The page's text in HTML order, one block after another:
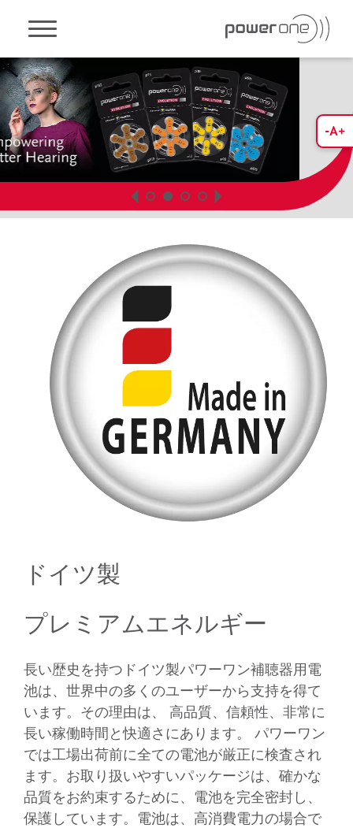
Toggle navigation
ドイツ製
プレミアムエネルギー
長い歴史を持つドイツ製パワーワン補聴器用電
池は、世界中の多くのユーザーから支持を得て
います。その理由は、 高品質、信頼性、非常に
長い稼働時間と快適さにあります。 パワーワン
では工場出荷前に全ての電池が厳正に検査され
ます。お取り扱いやすいパッケージは、確かな
品質をお約束するために、電池を完全密封し、
保護しています。電池は、高消費電力の場合で